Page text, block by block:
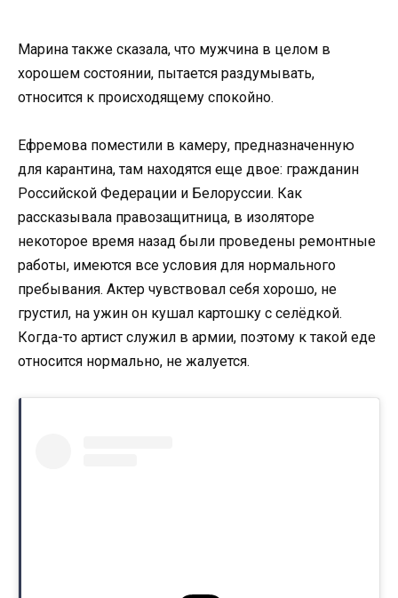
Марина также сказала, что мужчина в целом в
хорошем состоянии, пытается раздумывать,
относится к происходящему спокойно.
Ефремова поместили в камеру, предназначенную
для карантина, там находятся еще двое: гражданин
Российской Федерации и Белоруссии. Как
рассказывала правозащитница, в изоляторе
некоторое время назад были проведены ремонтные
работы, имеются все условия для нормального
пребывания. Актер чувствовал себя хорошо, не
грустил, на ужин он кушал картошку с селёдкой.
Когда-то артист служил в армии, поэтому к такой еде
относится нормально, не жалуется.